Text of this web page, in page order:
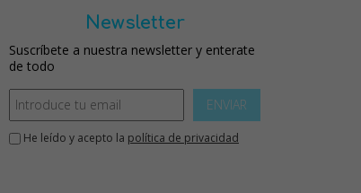
Newsletter
Suscríbete a nuestra newsletter y enterate
de todo
ENVIAR
He leído y acepto la política de privacidad